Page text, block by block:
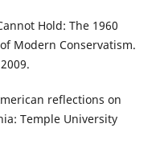
Hold: The 1960
Modern Conservatism.
reflections on
Temple University